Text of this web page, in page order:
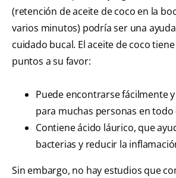
(retención de aceite de coco en la
varios minutos) podría ser una
cuidado bucal. El aceite de coco
puntos a su favor:
Puede encontrarse fácilmente
para muchas personas en
Contiene ácido láurico, que
bacterias y reducir la
Sin embargo, no hay estudios que